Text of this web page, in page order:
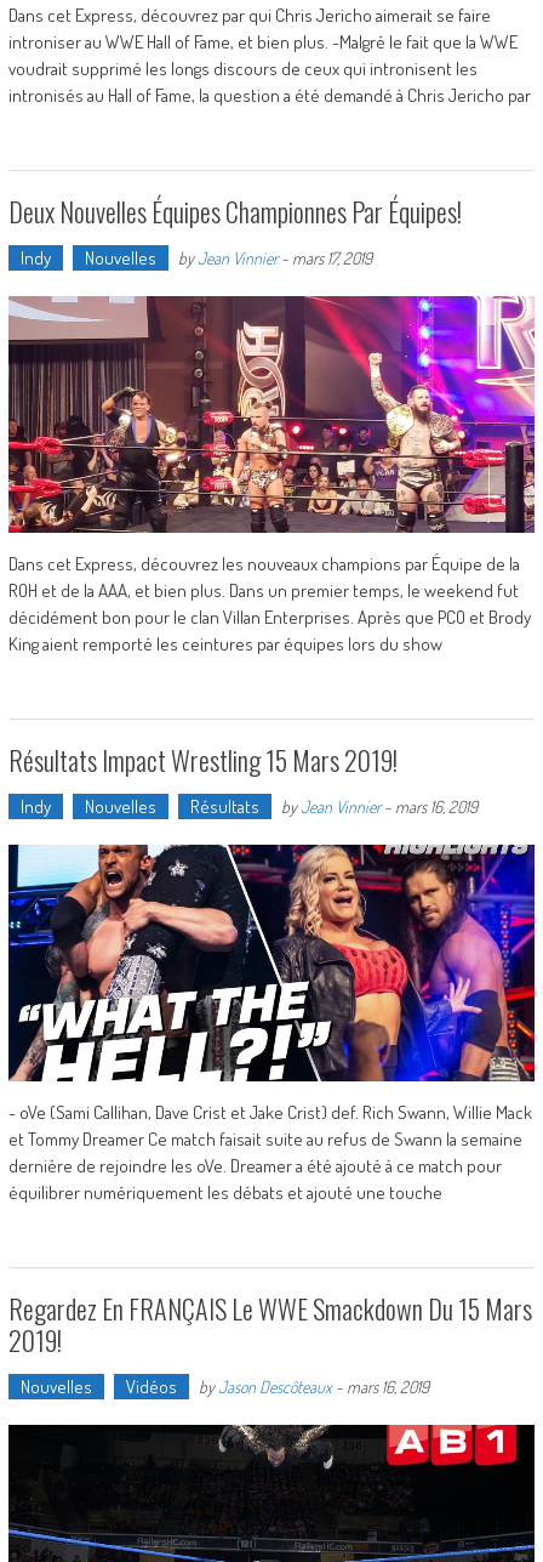
Dans cet Express, découvrez par qui Chris Jericho aimerait se faire
introniser au WWE Hall of Fame, et bien plus. -Malgré le fait que la WWE
voudrait supprimé les longs discours de ceux qui intronisent les
intronisés au Hall of Fame, la question a été demandé à Chris Jericho par
Deux Nouvelles Équipes Championnes Par Équipes!
Indy Nouvelles byJean Vinnier- mars 17, 2019
Dans cet Express, découvrez les nouveaux champions par Équipe de la
ROH et de la AAA, et bien plus. Dans un premier temps, le weekend fut
décidément bon pour le clan Villan Enterprises. Après que PCO et Brody
King aient remporté les ceintures par équipes lors du show
Résultats Impact Wrestling 15 Mars 2019!
Indy Nouvelles Résultats byJean Vinnier- mars 16, 2019
- oVe (Sami Callihan, Dave Crist et Jake Crist) def. Rich Swann, Willie Mack
et Tommy Dreamer Ce match faisait suite au refus de Swann la semaine
dernière de rejoindre les oVe. Dreamer a été ajouté à ce match pour
équilibrer numériquement les débats et ajouté une touche
Regardez En FRANÇAIS Le WWE Smackdown Du 15 Mars
2019!
Nouvelles Vidéos byJason Descôteaux- mars 16, 2019